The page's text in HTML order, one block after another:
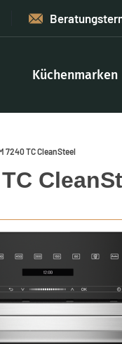
Küchenmarken
7240 TC CleanSteel